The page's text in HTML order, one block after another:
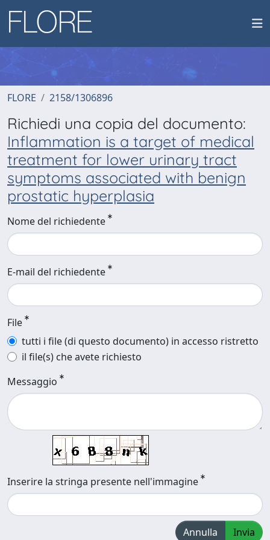
FLORE 2158/1306896
Richiedi una copia del documento:
Inflammation is a target of medical
treatment for lower urinary tract
symptoms associated with benign
prostatic hyperplasia
Nome del richiedente
E-mail del richiedente
File
tutti i file (di questo documento) in accesso ristretto
il file(s) che avete richiesto
Messaggio
Inserire la stringa presente nell'immagine
Annulla Invia